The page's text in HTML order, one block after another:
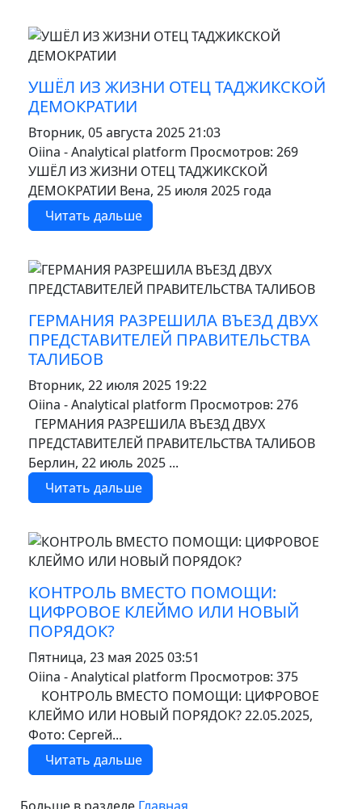
MOD_JTCS_VIEW_ARTICLE_LINK
MOD_JTCS_VIEW_FULL_IMAGE
УШЁЛ ИЗ ЖИЗНИ ОТЕЦ ТАДЖИКСКОЙ
ДЕМОКРАТИИ
Вторник, 05 августа 2025 21:03
Oiina - Analytical platform Просмотров: 269
УШЁЛ ИЗ ЖИЗНИ ОТЕЦ ТАДЖИКСКОЙ
ДЕМОКРАТИИ Вена, 25 июля 2025 года
Читать дальше
ГЕРМАНИЯ РАЗРЕШИЛА ВЪЕЗД ДВУХ
ПРЕДСТАВИТЕЛЕЙ ПРАВИТЕЛЬСТВА
ТАЛИБОВ
Вторник, 22 июля 2025 19:22
Oiina - Analytical platform Просмотров: 276
ГЕРМАНИЯ РАЗРЕШИЛА ВЪЕЗД ДВУХ
ПРЕДСТАВИТЕЛЕЙ ПРАВИТЕЛЬСТВА ТАЛИБОВ
Берлин, 22 июль 2025 ...
Читать дальше
КОНТРОЛЬ ВМЕСТО ПОМОЩИ:
ЦИФРОВОЕ КЛЕЙМО ИЛИ НОВЫЙ
ПОРЯДОК?
Пятница, 23 мая 2025 03:51
Oiina - Analytical platform Просмотров: 375
КОНТРОЛЬ ВМЕСТО ПОМОЩИ: ЦИФРОВОЕ
КЛЕЙМО ИЛИ НОВЫЙ ПОРЯДОК? 22.05.2025,
Фото: Сергей...
Читать дальше